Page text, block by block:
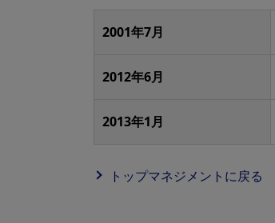
2001年7月
2012年6月
2013年1月
トップマネジメントに戻る